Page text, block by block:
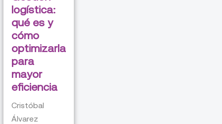
logística:
qué es y
cómo
optimizarla
para
mayor
eficiencia
Cristóbal
Álvarez